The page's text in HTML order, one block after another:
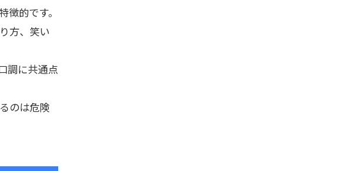
的です。
方、笑い
調に共通点
のは危険